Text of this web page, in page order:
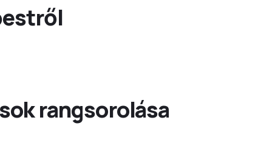
rangsorolása